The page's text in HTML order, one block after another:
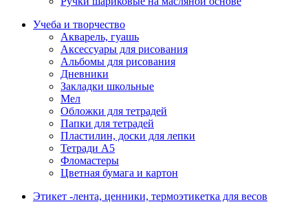
Учеба и творчество
Акварель, гуашь
Аксессуары для рисования
Альбомы для рисования
Дневники
Закладки школьные
Мел
Обложки для тетрадей
Папки для тетрадей
Пластилин, доски для лепки
Тетради А5
Фломастеры
Цветная бумага и картон
Этикет -лента, ценники, термоэтикетка для весов